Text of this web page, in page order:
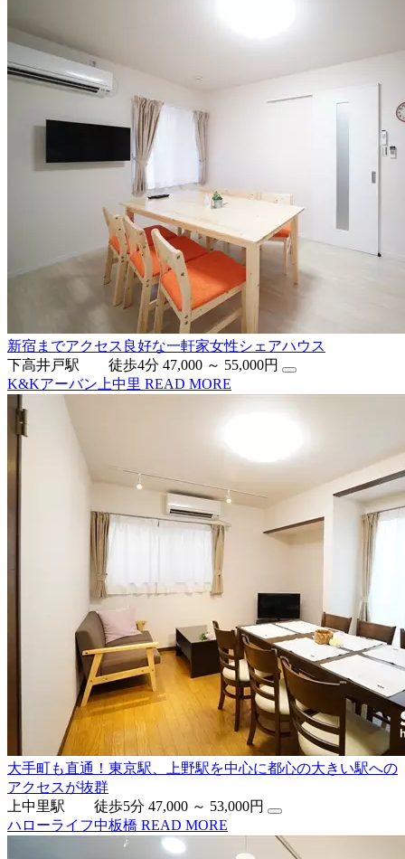
新宿までアクセス良好な一軒家女性シェアハウス
下高井戸駅 徒歩4分 47,000 ～ 55,000円
K&Kアーバン上中里 READ MORE
大手町も直通！東京駅、上野駅を中心に都心の大きい駅への
アクセスが抜群
上中里駅 徒歩5分 47,000 ～ 53,000円
ハローライフ中板橋 READ MORE